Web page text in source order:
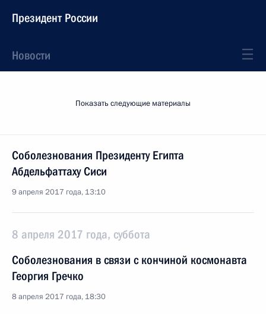
Президент России
Новости
Показать следующие материалы
Соболезнования Президенту Египта
Абдельфаттаху Сиси
9 апреля 2017 года, 13:10
8 апреля 2017 года, суббота
Соболезнования в связи с кончиной космонавта
Георгия Гречко
8 апреля 2017 года, 18:30